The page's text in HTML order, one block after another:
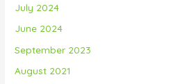
July 2024
June 2024
September 2023
August 2021